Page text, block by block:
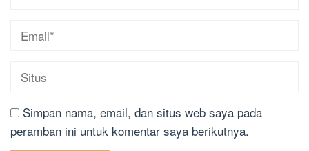
Simpan nama, email, dan situs web saya pada
peramban ini untuk komentar saya berikutnya.